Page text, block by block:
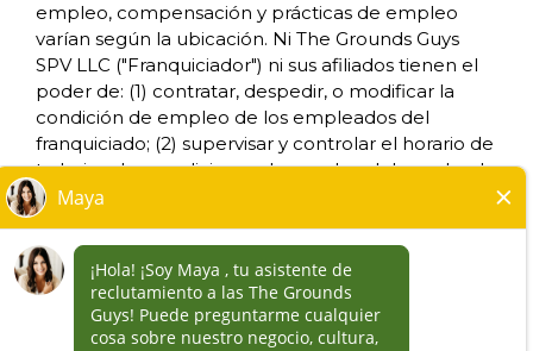
*Todos los negocios franquiciados y que sean
de propiedad y funcionamiento
independiente, operan bajo las marcas,
marcas registradas, nombres comerciales,
insignias, emblemas, lemas, u otros indicios de
origen de las marcas de servicio, con respecto
dentro de un área geográfica especificada.
Solamente el negocio franquiciado que sea de
propiedad y funcionamiento independiente,
habrá de tener cualquier tipo de interacción o
autoridad con su negocio, y tomará todas las
decisiones relacionadas con el empleo,
empleo, compensación y prácticas de empleo
varían según la ubicación. Ni The Grounds Guys
SPV LLC ("Franquiciador") ni sus afiliados tienen el
poder de: (1) contratar, despedir, o modificar la
condición de empleo de los empleados del
franquiciado; (2) supervisar y controlar el horario de
trabajo o las condiciones de empleo del empleado
del franquiciado; (3) determinar la tarifa y el
método de pago; o (4) aceptar, revisar o mantener
los expedientes de empleo del franquiciado. The
Grounds Guys SPV LLC NO es el empleador y/o
empleador conjunto para: (i) cualquiera de las
oportunidades de trabajo enumeradas en este sitio